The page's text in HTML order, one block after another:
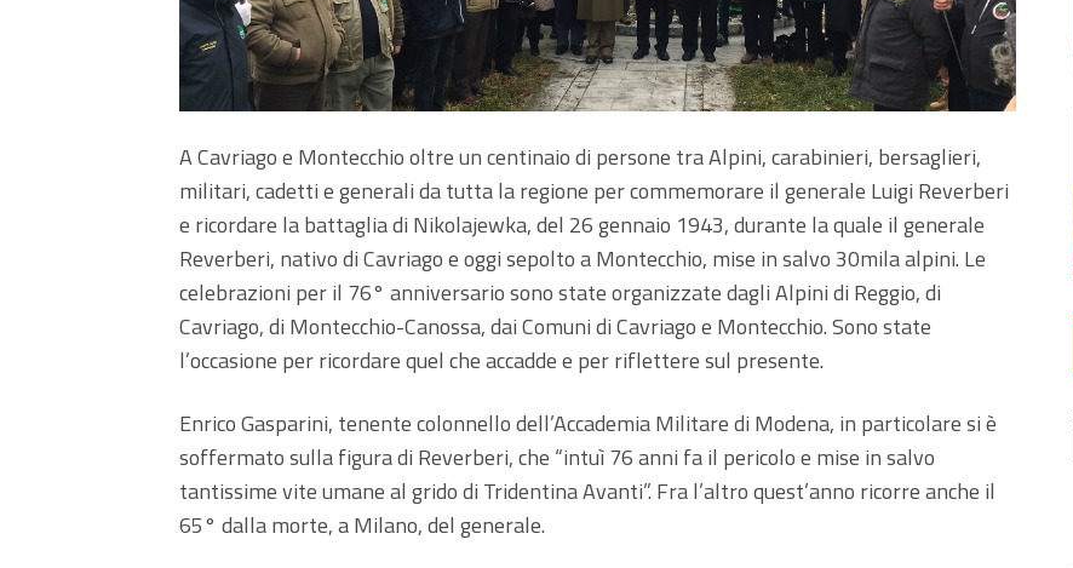
A Cavriago e Montecchio oltre un centinaio di persone tra Alpini, carabinieri, bersaglieri,
militari, cadetti e generali da tutta la regione per commemorare il generale Luigi Reverberi
e ricordare la battaglia di Nikolajewka, del 26 gennaio 1943, durante la quale il generale
Reverberi, nativo di Cavriago e oggi sepolto a Montecchio, mise in salvo 30mila alpini. Le
celebrazioni per il 76° anniversario sono state organizzate dagli Alpini di Reggio, di
Cavriago, di Montecchio-Canossa, dai Comuni di Cavriago e Montecchio. Sono state
l’occasione per ricordare quel che accadde e per riflettere sul presente.
Enrico Gasparini, tenente colonnello dell’Accademia Militare di Modena, in particolare si è
soffermato sulla figura di Reverberi, che “intuì 76 anni fa il pericolo e mise in salvo
tantissime vite umane al grido di Tridentina Avanti”. Fra l’altro quest’anno ricorre anche il
65° dalla morte, a Milano, del generale.